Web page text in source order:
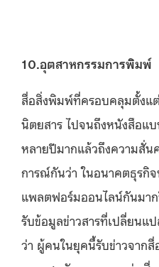
10.อุตสาหกรรมการพิมพ์
สื่อสิ่งพิมพ์ที่ครอบคลุมตั้ง
นิตยสาร ไปจนถึงหนังสือแ
หลายปีมากแล้วถึงความสั่น
การณ์กันว่า ในอนาคตธุรกิ
แพลตฟอร์มออนไลน์กันมา
รับข้อมูลข่าวสารที่เปลี่ยนแ
ว่า ผู้คนในยุคนี้รับข่าวจากสื่